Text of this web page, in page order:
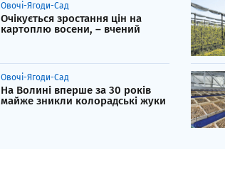
Овочі-Ягоди-Сад
Очікується зростання цін на
картоплю восени, – вчений
Овочі-Ягоди-Сад
На Волині вперше за 30 років
майже зникли колорадські жуки